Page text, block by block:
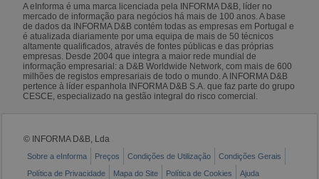
A eInforma é uma marca licenciada pela INFORMA D&B, líder no
mercado de informação para negócios há mais de 100 anos. A base
de dados da INFORMA D&B contém todas as empresas em Portugal e
é atualizada diariamente por uma equipa de mais de 50 técnicos
altamente qualificados, através de fontes públicas e das próprias
empresas. Desde 2004 que integra a maior rede mundial de
informação empresarial: a D&B Worldwide Network, com mais de 600
milhões de registos empresariais de todo o mundo. A INFORMA D&B
pertence à líder espanhola INFORMA D&B S.A. que faz parte do grupo
CESCE, especializado na gestão integral do risco comercial.
© INFORMA D&B, Lda
Sobre a eInforma Preços Condições de Utilização
Condições Gerais
Política de Privacidade
Mapa do Site Política de Cookies Ajuda